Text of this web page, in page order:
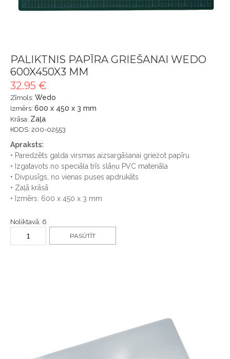
PALIKTNIS PAPĪRA GRIEŠANAI WEDO
600X450X3 MM
32.95 €
Zīmols: Wedo
Izmērs: 600 x 450 x 3 mm
Krāsa: Zaļa
KODS: 200-02553
Apraksts:
• Paredzēts galda virsmas aizsargāšanai griežot papīru
• Izgatavots no speciāla trīs slāņu PVC materiāla
• Divpusīgs, no vienas puses apdrukāts
• Zaļā krāsā
• Izmērs: 600 x 450 x 3 mm
Noliktavā: 6
PASŪTĪT